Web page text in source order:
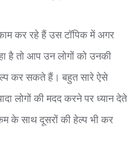
कर रहे हैं उस टॉपिक में अगर
है तो आप उन लोगों को उनकी
कर सकते हैं। बहुत सारे ऐसे
लोगों की मदद करने पर ध्यान देते
के साथ दूसरों की हेल्प भी कर